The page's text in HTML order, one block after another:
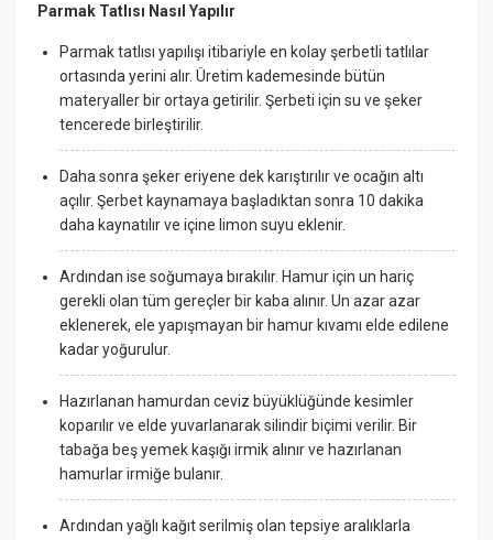
Parmak Tatlısı Nasıl Yapılır
Parmak tatlısı yapılışı itibariyle en kolay şerbetli tatlılar
ortasında yerini alır. Üretim kademesinde bütün
materyaller bir ortaya getirilir. Şerbeti için su ve şeker
tencerede birleştirilir.
Daha sonra şeker eriyene dek karıştırılır ve ocağın altı
açılır. Şerbet kaynamaya başladıktan sonra 10 dakika
daha kaynatılır ve içine limon suyu eklenir.
Ardından ise soğumaya bırakılır. Hamur için un hariç
gerekli olan tüm gereçler bir kaba alınır. Un azar azar
eklenerek, ele yapışmayan bir hamur kıvamı elde edilene
kadar yoğurulur.
Hazırlanan hamurdan ceviz büyüklüğünde kesimler
koparılır ve elde yuvarlanarak silindir biçimi verilir. Bir
tabağa beş yemek kaşığı irmik alınır ve hazırlanan
hamurlar irmiğe bulanır.
Ardından yağlı kağıt serilmiş olan tepsiye aralıklarla